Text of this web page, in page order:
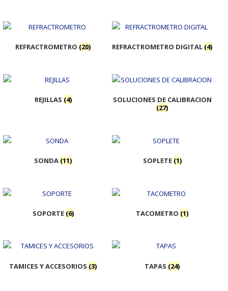
REFRACTROMETRO (20) REFRACTROMETRO DIGITAL (4)
REJILLAS (4)
SOLUCIONES DE CALIBRACION
(27)
SONDA (11) SOPLETE (1)
SOPORTE (6) TACOMETRO (1)
TAMICES Y ACCESORIOS (3) TAPAS (24)